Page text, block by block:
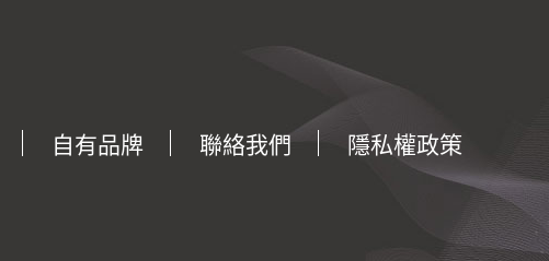
自有品牌 聯絡我們 隱私權政策